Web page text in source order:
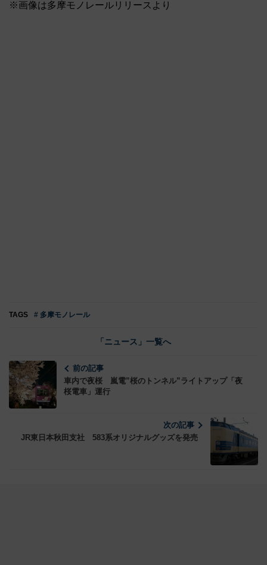
※画像は多摩モノレールリリースより
TAGS # 多摩モノレール
「ニュース」一覧へ
前の記事
車内で夜桜 嵐電”桜のトンネル”ライトアップ「夜
桜電車」運行
次の記事
JR東日本秋田支社 583系オリジナルグッズを発売